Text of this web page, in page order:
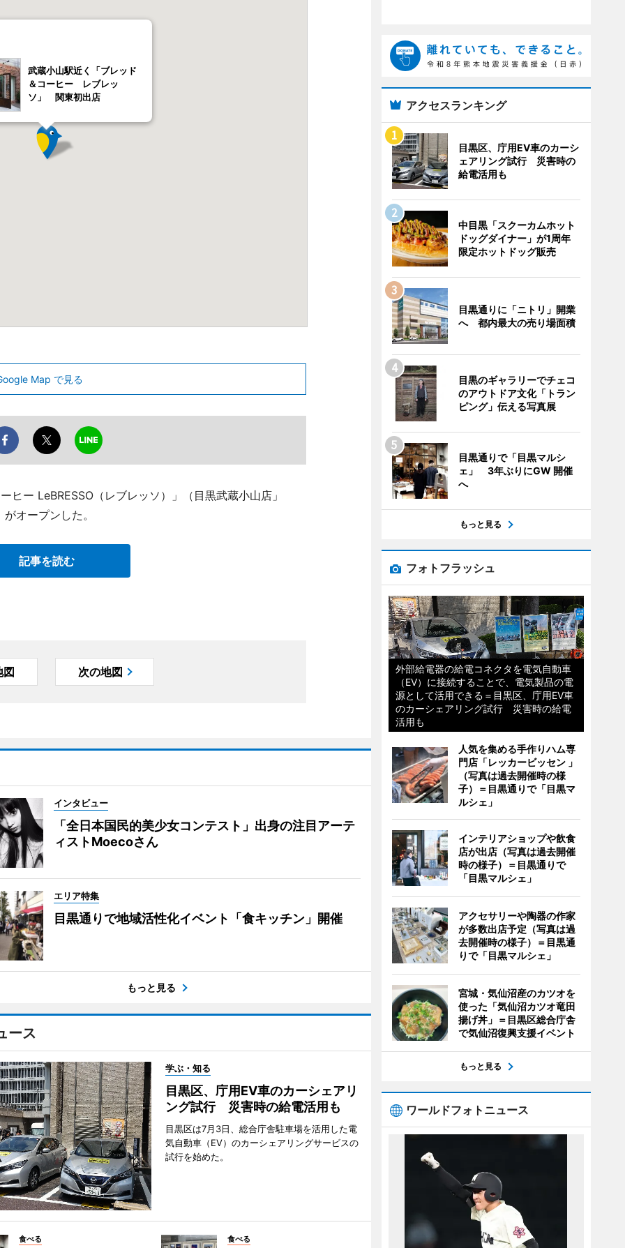
武蔵小山駅近く「ブレッド
＆コーヒー レブレッ
ソ」 関東初出店
Map で見る
ー LeBRESSO（レブレッソ）」（目黒武蔵小山店」
オープンした。
記事を読む
図 次の地図
インタビュー
「全日本国民的美少女コンテスト」出身の注目アーテ
ィストMoecoさん
エリア特集
目黒通りで地域活性化イベント「食キッチン」開催
もっと見る
ース
学ぶ・知る
目黒区、庁用EV車のカーシェアリ
ング試行 災害時の給電活用も
目黒区は7月3日、総合庁舎駐車場を活用した電
気自動車（EV）のカーシェアリングサービスの
試行を始めた。
食べる 食べる
アクセスランキング
目黒区、庁用EV車のカーシ
ェアリング試行 災害時の
給電活用も
中目黒「スクーカムホット
ドッグダイナー」が1周年
限定ホットドッグ販売
目黒通りに「ニトリ」開業
へ 都内最大の売り場面積
目黒のギャラリーでチェコ
のアウトドア文化「トラン
ピング」伝える写真展
目黒通りで「目黒マルシ
ェ」 3年ぶりにGW 開催
へ
もっと見る
フォトフラッシュ
外部給電器の給電コネクタを電気自動車
（EV）に接続することで、電気製品の電
源として活用できる＝目黒区、庁用EV車
のカーシェアリング試行 災害時の給電
活用も
人気を集める手作りハム専
門店「レッカービッセン 」
（写真は過去開催時の様
子）＝目黒通りで「目黒マ
ルシェ」
インテリアショップや飲食
店が出店（写真は過去開催
時の様子）＝目黒通りで
「目黒マルシェ」
アクセサリーや陶器の作家
が多数出店予定（写真は過
去開催時の様子）＝目黒通
りで「目黒マルシェ」
宮城・気仙沼産のカツオを
使った「気仙沼カツオ竜田
揚げ丼」＝目黒区総合庁舎
で気仙沼復興支援イベント
もっと見る
ワールドフォトニュース